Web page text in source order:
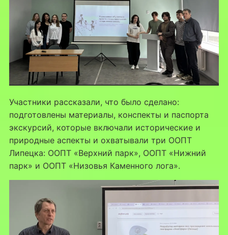
Участники рассказали, что было сделано:
подготовлены материалы, конспекты и паспорта
экскурсий, которые включали исторические и
природные аспекты и охватывали три ООПТ
Липецка: ООПТ «Верхний парк», ООПТ «Нижний
парк» и ООПТ «Низовья Каменного лога».